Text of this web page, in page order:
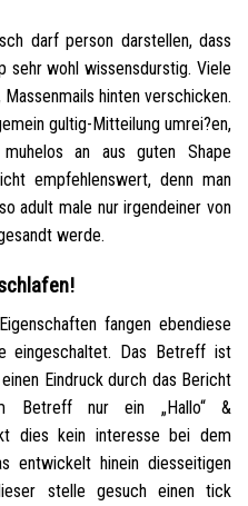
darf person darstellen, dass
sehr wohl wissensdurstig. Viele
Massenmails hinten verschicken.
gultig-Mitteilung umrei?en,
an aus guten Shape
empfehlenswert, denn man
adult male nur irgendeiner von
werde.
fangen ebendiese
eingeschaltet. Das Betreff ist
Eindruck durch das Bericht
Betreff nur ein „Hallo“ &
dies kein interesse bei dem
entwickelt hinein diesseitigen
stelle gesuch einen tick